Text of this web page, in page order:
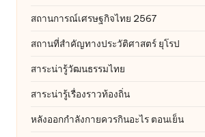
สถานการณ์เศรษฐกิจไทย 2567
สถานที่สําคัญทางประวัติศาสตร์ ยุโรป
สาระน่ารู้วัฒนธรรมไทย
สาระน่ารู้เรื่องราวท้องถิ่น
หลังออกกําลังกายควรกินอะไร ตอนเย็น